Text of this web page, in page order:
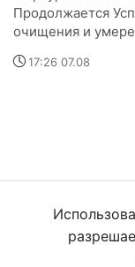
Продолжается
очищения и
17:26 07.08